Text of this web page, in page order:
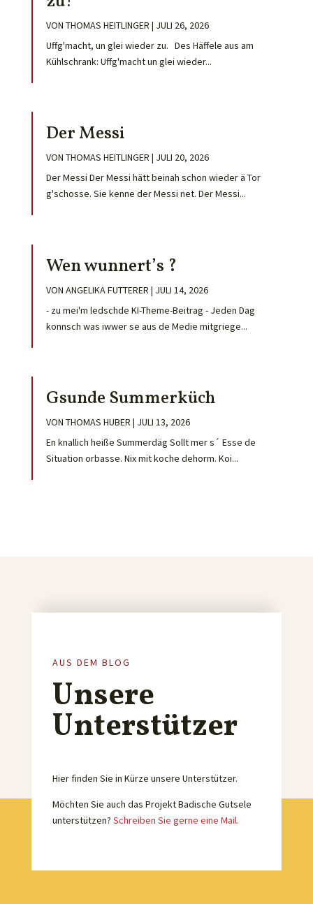
VON THOMAS HEITLINGER | JULI 26, 2026
Uffg'macht, un glei wieder zu. Des Häffele aus am
Kühlschrank: Uffg'macht un glei wieder...
Der Messi
VON THOMAS HEITLINGER | JULI 20, 2026
Der Messi Der Messi hätt beinah schon wieder ä Tor
g'schosse. Sie kenne der Messi net. Der Messi...
Wen wunnert’s ?
VON ANGELIKA FUTTERER | JULI 14, 2026
- zu mei'm ledschde KI-Theme-Beitrag - Jeden Dag
konnsch was iwwer se aus de Medie mitgriege...
Gsunde Summerküch
VON THOMAS HUBER | JULI 13, 2026
En knallich heiße Summerdäg Sollt mer s´ Esse de
Situation orbasse. Nix mit koche dehorm. Koi...
AUS DEM BLOG
Unsere
Unterstützer
Hier finden Sie in Kürze unsere Unterstützer.
Möchten Sie auch das Projekt Badische Gutsele
unterstützen? Schreiben Sie gerne eine Mail.